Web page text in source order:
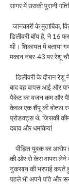
सागर में उसकी पुरानी
जानकारी के मुताबिक,
डिलीवरी बॉय है, ने 16
थी। शिकायत में बताया
मकान नंबर-43 पर रेशू
डिलीवरी के दौरान
बाद वह वापस आई और
पैकेट का वजन कम और
केवल एक शैंपू की बोतल
प्रोडक्ट्स थे, जिसकी
दबाव और धमकियां
पीड़ित युवक का आरोप
की ओर से केस वापस लेने के
नुकसान की भरपाई करते
पहले भी अपने पति और